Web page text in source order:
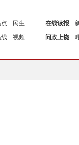
点
民生
线 视频
在线读报
问政上饶